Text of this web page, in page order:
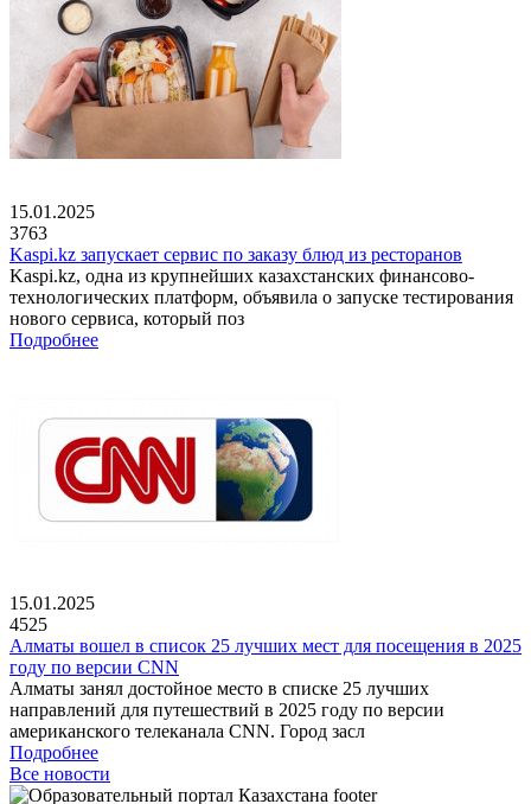
15.01.2025
3763
Kaspi.kz запускает сервис по заказу блюд из ресторанов
Kaspi.kz, одна из крупнейших казахстанских финансово-
технологических платформ, объявила о запуске тестирования
нового сервиса, который поз
Подробнее
15.01.2025
4525
Алматы вошел в список 25 лучших мест для посещения в 2025
году по версии CNN
Алматы занял достойное место в списке 25 лучших
направлений для путешествий в 2025 году по версии
американского телеканала CNN. Город засл
Подробнее
Все новости